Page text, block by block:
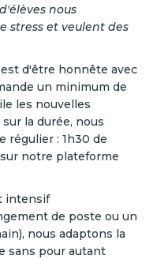
nous
stress et veulent des
d'être honnête avec
un minimum de
les nouvelles
la durée, nous
régulier : 1h30 de
notre plateforme
intensif
de poste ou un
nous adaptons la
sans pour autant